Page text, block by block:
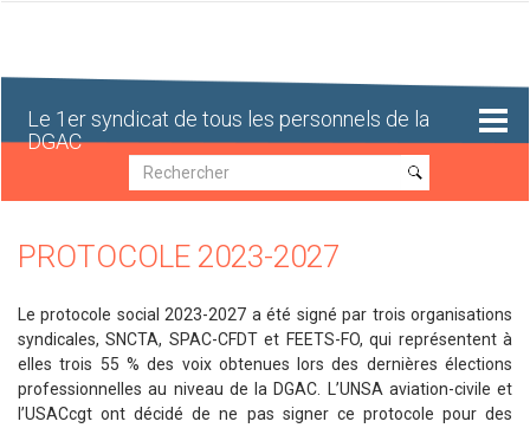
Le 1er syndicat de tous les personnels de la
DGAC
Recherche
Recherche
PROTOCOLE 2023-2027
Le protocole social 2023-2027 a été signé par trois organisations
syndicales, SNCTA, SPAC-CFDT et FEETS-FO, qui représentent à
elles trois 55 % des voix obtenues lors des dernières élections
professionnelles au niveau de la DGAC. L’UNSA aviation-civile et
l’USACcgt ont décidé de ne pas signer ce protocole pour des